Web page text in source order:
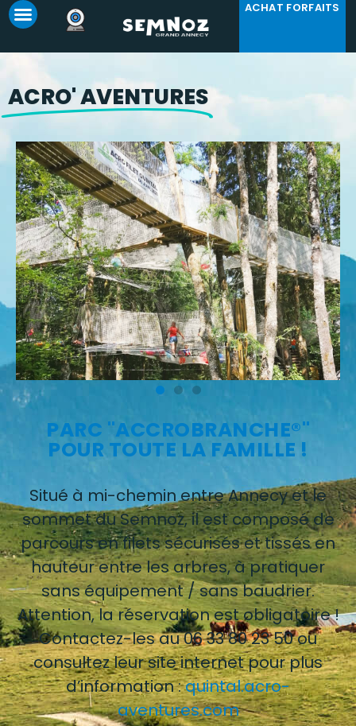
ACHAT FORFAITS
ACRO' AVENTURES
PARC "ACCROBRANCHE®"
POUR TOUTE LA FAMILLE !
Situé à mi-chemin entre Annecy et le
sommet du Semnoz, il est composé de
parcours en filets sécurisés et tissés en
hauteur entre les arbres, à pratiquer
sans équipement / sans baudrier.
Attention, la réservation est obligatoire !
Contactez-les au 06 33 80 23 50 ou
consultez leur site internet pour plus
d’information :quintal.acro-
aventures.com
Panneau de gestion des cookies